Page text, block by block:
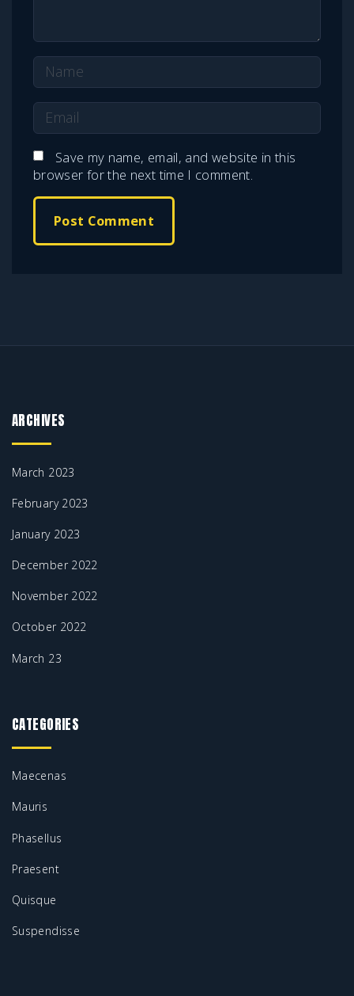
e
*
a
i
*
Save my name, email, and website in this
browser for the next time I comment.
ARCHIVES
March 2023
February 2023
January 2023
December 2022
November 2022
October 2022
March 23
CATEGORIES
Maecenas
Mauris
Phasellus
Praesent
Quisque
Suspendisse